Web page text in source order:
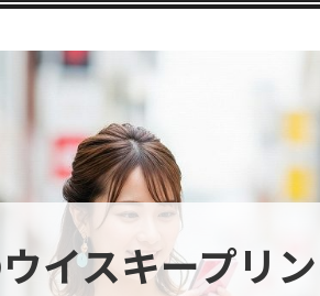
イスキープリ